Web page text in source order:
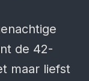
de 42-
maar liefst